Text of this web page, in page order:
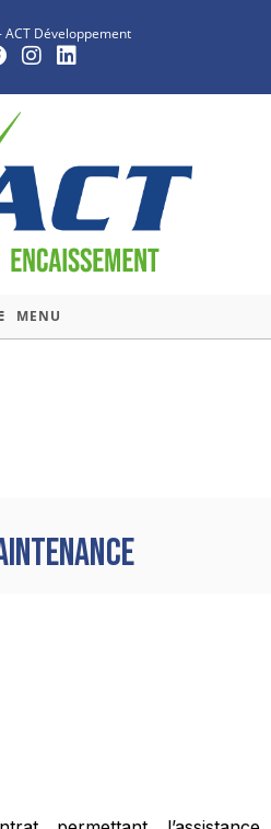
ACT Développement
MENU